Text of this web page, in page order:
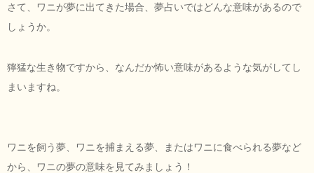
さて、ワニが夢に出てきた場合、夢占いではどんな意味があるので
しょうか。
獰猛な生き物ですから、なんだか怖い意味があるような気がしてし
まいますね。
ワニを飼う夢、ワニを捕まえる夢、またはワニに食べられる夢など
から、ワニの夢の意味を見てみましょう！